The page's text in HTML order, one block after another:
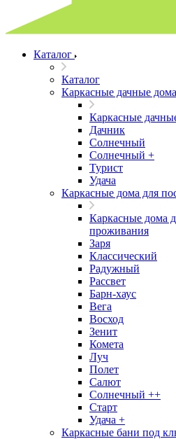
Каталог
Каталог
Каркасные дачные
Каркасные
Дачник
Солнечный
Солнечный +
Турист
Удача
Каркасные дома для
Каркасные дома
проживания
Заря
Классический
Радужный
Рассвет
Барн-хаус
Вега
Восход
Зенит
Комета
Луч
Полет
Салют
Солнечный ++
Старт
Удача +
Каркасные бани под